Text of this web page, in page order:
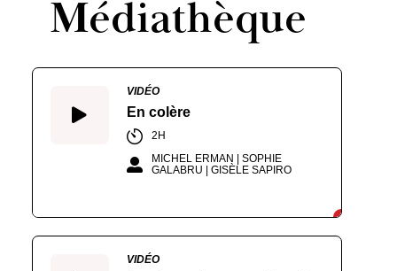
Médiathèque
VIDÉO
En colère
2H
MICHEL ERMAN | SOPHIE
GALABRU | GISÈLE SAPIRO
VIDÉO